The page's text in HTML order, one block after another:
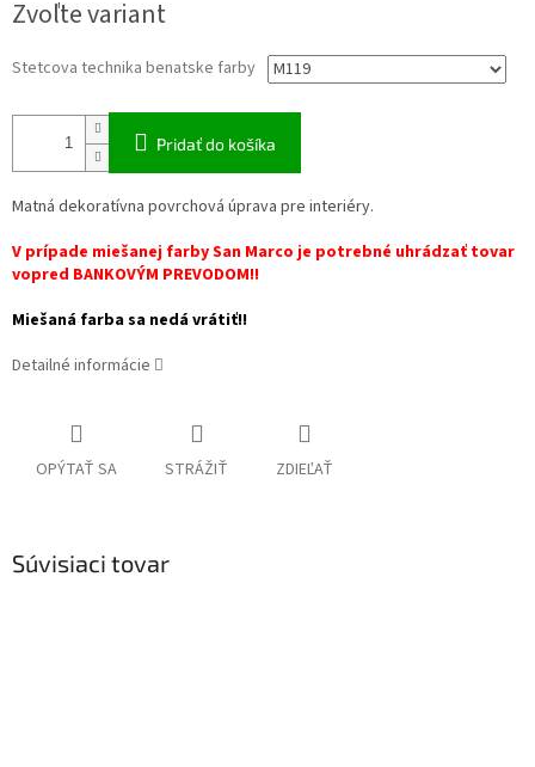
cena:
Zvoľte variant
Stetcova technika benatske farby
Pridať do košíka
Matná dekoratívna povrchová úprava pre interiéry.
V prípade miešanej farby San Marco je potrebné uhrádzať tovar
vopred BANKOVÝM PREVODOM!!
Miešaná farba sa nedá vrátiť!!
Detailné informácie
OPÝTAŤ SA STRÁŽIŤ ZDIEĽAŤ
Súvisiaci tovar